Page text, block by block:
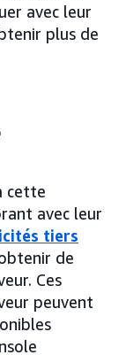
avec leur
plus de
cette
avec leur
tiers
de
Ces
peuvent